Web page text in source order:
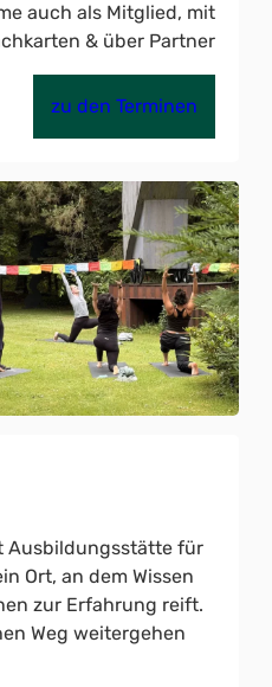
auch als Mitglied, mit
& über Partner
zu den Terminen
Ausbildungsstätte für
Ort, an dem Wissen
zur Erfahrung reift.
Weg weitergehen